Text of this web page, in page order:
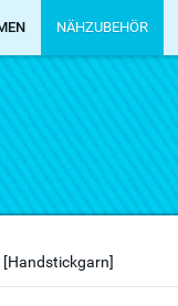
NÄHZUBEHÖR